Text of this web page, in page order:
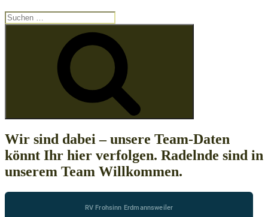
Suchen
nach:
Wir sind dabei – unsere Team-Daten
könnt Ihr hier verfolgen. Radelnde sind in
unserem Team Willkommen.